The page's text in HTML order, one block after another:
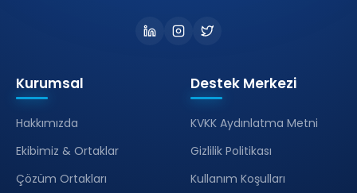
Kurumsal
Hakkımızda
Ekibimiz & Ortaklar
Çözüm Ortakları
Destek Merkezi
KVKK Aydınlatma Metni
Gizlilik Politikası
Kullanım Koşulları